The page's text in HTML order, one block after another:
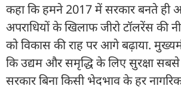
कहा कि हमने 2017 में सरकार बनते ही
अपराधियों के खिलाफ जीरो टॉलरेंस की
को विकास की राह पर आगे बढ़ाया.
कि उद्यम और समृद्धि के लिए सुरक्षा
सरकार बिना किसी भेदभाव के हर